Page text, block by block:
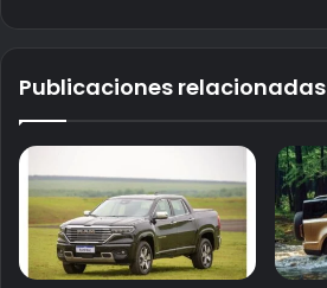
Publicaciones relacionadas